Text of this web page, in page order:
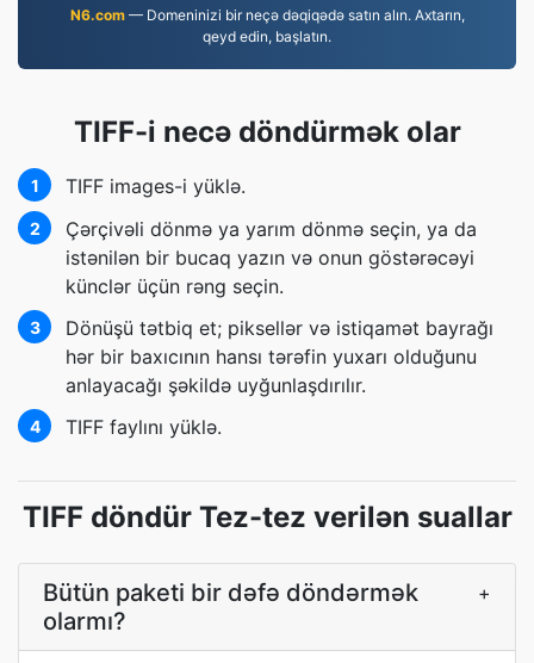
N6.com— Domeninizi bir neçə dəqiqədə satın alın. Axtarın,
qeyd edin, başlatın.
TIFF-i necə döndürmək olar
1 TIFF images-i yüklə.
2
Çərçivəli dönmə ya yarım dönmə seçin, ya da
istənilən bir bucaq yazın və onun göstərəcəyi
künclər üçün rəng seçin.
3
Dönüşü tətbiq et; piksellər və istiqamət bayrağı
hər bir baxıcının hansı tərəfin yuxarı olduğunu
anlayacağı şəkildə uyğunlaşdırılır.
4 TIFF faylını yüklə.
TIFF döndür Tez-tez verilən suallar
Bütün paketi bir dəfə döndərmək
olarmı?
+